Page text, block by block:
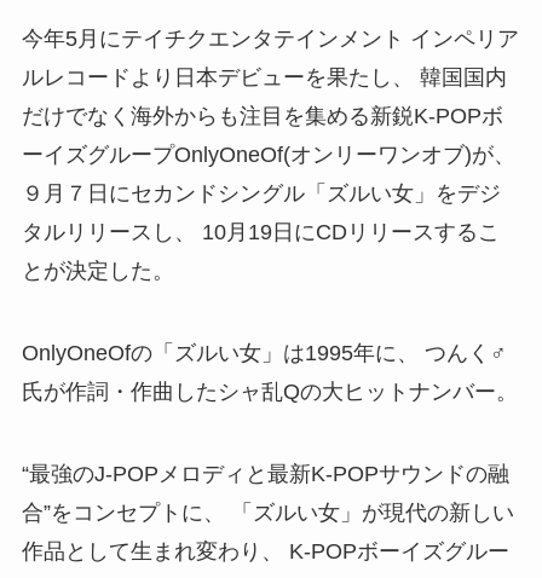
今年5月にテイチクエンタテインメント インペリア
ルレコードより日本デビューを果たし、 韓国国内
だけでなく海外からも注目を集める新鋭K-POPボ
ーイズグループOnlyOneOf(オンリーワンオブ)が、
９月７日にセカンドシングル「ズルい女」をデジ
タルリリースし、 10月19日にCDリリースするこ
とが決定した。
OnlyOneOfの「ズルい女」は1995年に、 つんく♂
氏が作詞・作曲したシャ乱Qの大ヒットナンバー。
“最強のJ-POPメロディと最新K-POPサウンドの融
合”をコンセプトに、 「ズルい女」が現代の新しい
作品として生まれ変わり、 K-POPボーイズグルー